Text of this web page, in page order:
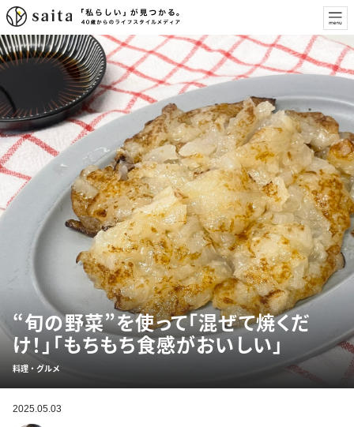
“旬の野菜”を使って「混ぜて焼くだ
け！」「もちもち食感がおいしい」
料理・グルメ
2025.05.03